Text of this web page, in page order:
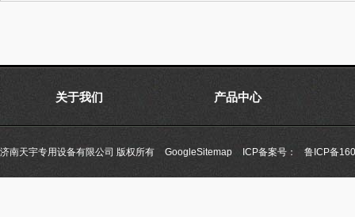
关于我们 产品中心
济南天宇专用设备有限公司 版权所有 GoogleSitemap ICP备案号： 鲁ICP备